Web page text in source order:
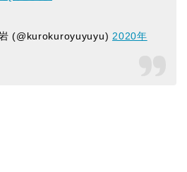
(@kurokuroyuyuyu) 2020年